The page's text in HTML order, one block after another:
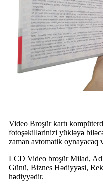
Video Broşür kartı
fotoşəkillərinizi yükləyə
zaman avtomatik oynayacaq
LCD Video broşür Milad,
Günü, Biznes Hədiyyəsi,
hədiyyədir.